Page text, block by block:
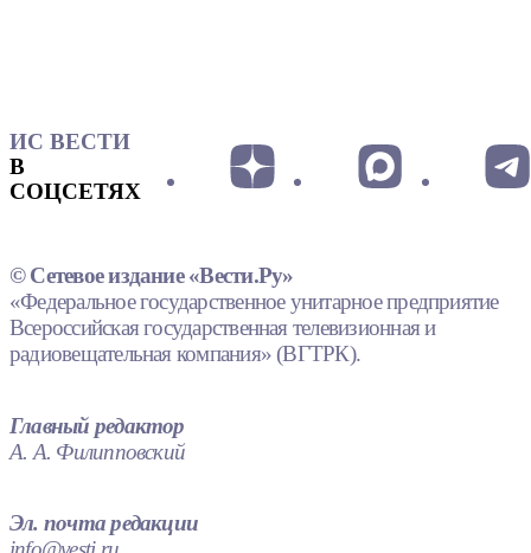
ИС ВЕСТИ
В
СОЦСЕТЯХ
© Сетевое издание «Вести.Ру»
«Федеральное государственное унитарное предприятие
Всероссийская государственная телевизионная и
радиовещательная компания» (ВГТРК).
Главный редактор
А. А. Филипповский
Эл. почта редакции